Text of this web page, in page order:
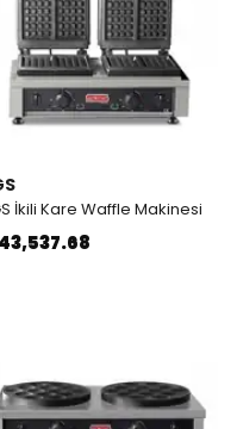
İkili Kare Waffle Makinesi